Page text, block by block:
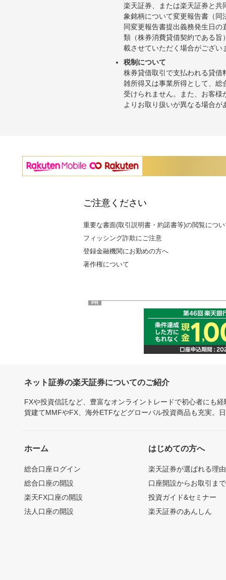
楽天証券、または楽天証券と
象銘柄について変更報告書（
同変更報告書提出義務発生日
類（株券消費貸借契約である
載させていただく場合がござ
税制について
株券貸借取引で支払われる貸
雑所得又は事業所得として、
受けられません。また、お客
よりお取り扱いが異なる場合
ご注意ください
重要な書面(取引説明書・約諾書等)の閲覧につ
フィッシング詐欺にご注意
登録金融機関にお勤めの方へ
著作権について
PR
ネット証券の楽天証券についてのご紹介
FXや投資信託など、豊富なオンライントレードで初心者にも
貨建てMMFやFX、海外ETFなどグローバル投資商品も充実。
ホーム
総合口座ログイン
総合口座の開設
楽天FX口座の開設
法人口座の開設
はじめての方へ
楽天証券が選ばれる理由
口座開設からお取引ま
投資ガイド&セミナー
楽天証券のあんしん